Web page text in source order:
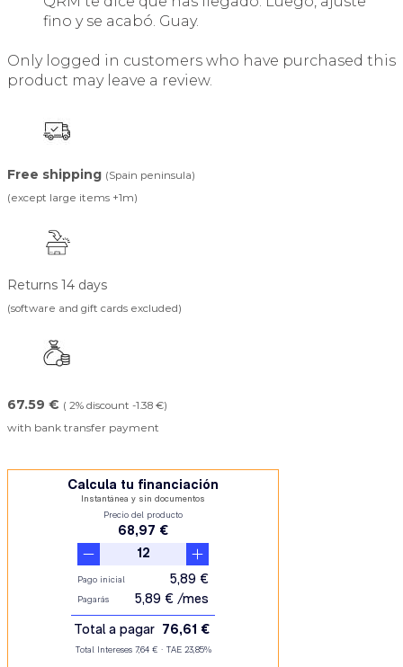
fino y se acabó. Guay.
Only logged in customers who have purchased this
product may leave a review.
Free shipping (Spain peninsula)
(except large items +1m)
Returns 14 days
(software and gift cards excluded)
67.59 € ( 2% discount -1.38 €)
with bank transfer payment